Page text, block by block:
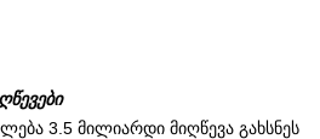
3.5 მილიარდი მიღწევა გახსნეს